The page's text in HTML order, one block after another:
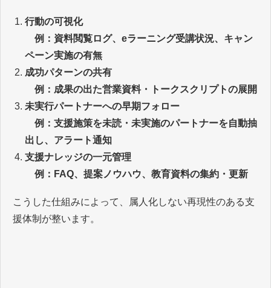
行動の可視化
例：資料閲覧ログ、eラーニング受講状況、キャン
ペーン実施の有無
成功パターンの共有
例：成果の出た営業資料・トークスクリプトの展開
未実行パートナーへの早期フォロー
例：支援施策を未読・未実施のパートナーを自動抽
出し、アラート通知
支援ナレッジの一元管理
​​​​​​​ 例：FAQ、提案ノウハウ、教育資料の集約・更新
こうした仕組みによって、属人化しない再現性のある支
援体制が整います。